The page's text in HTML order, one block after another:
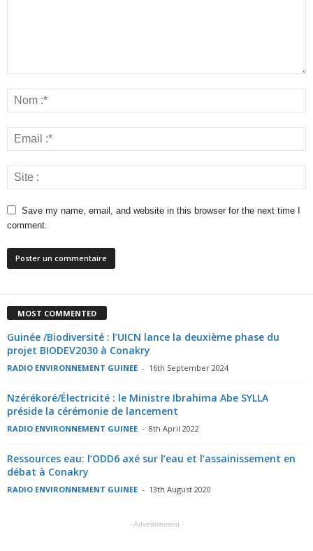
Save my name, email, and website in this browser for the next time I
comment.
MOST COMMENTED
Guinée /Biodiversité : l’UICN lance la deuxième phase du
projet BIODEV2030 à Conakry
RADIO ENVIRONNEMENT GUINEE - 16th September 2024
Nzérékoré/Électricité : le Ministre Ibrahima Abe SYLLA
préside la cérémonie de lancement
RADIO ENVIRONNEMENT GUINEE - 8th April 2022
Ressources eau: l’ODD6 axé sur l’eau et l’assainissement en
débat à Conakry
RADIO ENVIRONNEMENT GUINEE - 13th August 2020
- Advertisement -